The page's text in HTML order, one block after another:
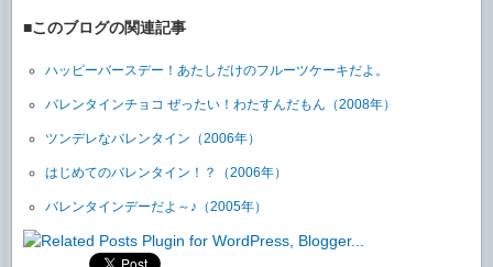
■このブログの関連記事
ハッピーバースデー！あたしだけのフルーツケーキだよ。
バレンタインチョコ ぜったい！わたすんだもん（2008年）
ツンデレなバレンタイン（2006年）
はじめてのバレンタイン！？（2006年）
バレンタインデーだよ～♪（2005年）